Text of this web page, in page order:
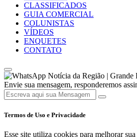
CLASSIFICADOS
GUIA COMERCIAL
COLUNISTAS
VÍDEOS
ENQUETES
CONTATO
Notícia da Região | Grande
Envie sua mensagem, responderemos
Termos de Uso e Privacidade
Esse site utiliza cookies para melhorar